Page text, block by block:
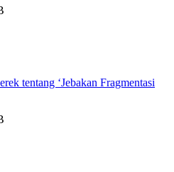
tentang ‘Jebakan Fragmentasi